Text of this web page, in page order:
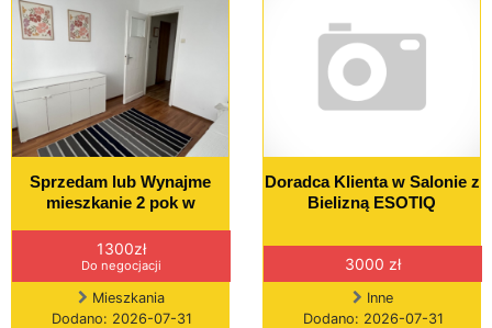
Sprzedam lub Wynajme
mieszkanie 2 pok w
1300zł
Do negocjacji
Mieszkania
Dodano: 2026-07-31
Doradca Klienta w Salonie z
Bielizną ESOTIQ
3000 zł
Inne
Dodano: 2026-07-31